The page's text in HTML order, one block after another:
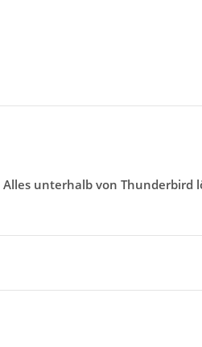
Alles unterhalb von Thunderbird